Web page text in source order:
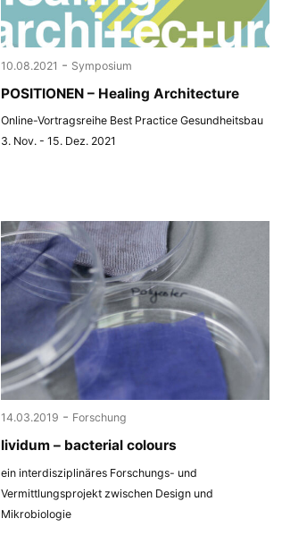
10.08.2021 - Symposium
POSITIONEN – Healing Architecture
Online-Vortragsreihe Best Practice Gesundheitsbau
3. Nov. - 15. Dez. 2021
14.03.2019 - Forschung
lividum – bacterial colours
ein interdisziplinäres Forschungs- und
Vermittlungsprojekt zwischen Design und
Mikrobiologie